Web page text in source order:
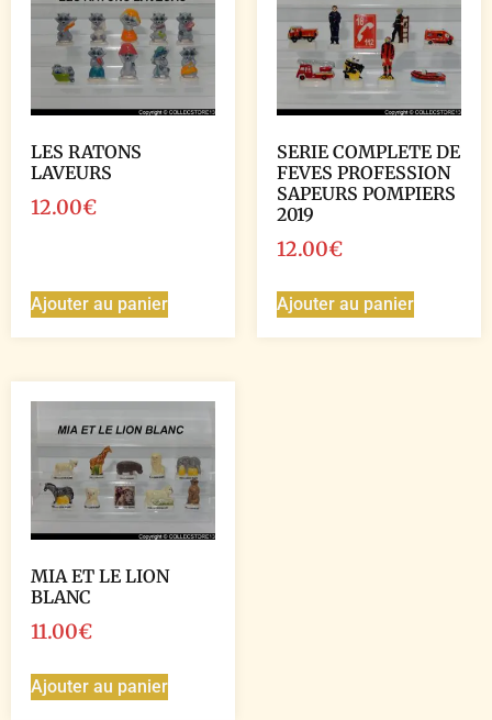
LES RATONS
LAVEURS
12.00€
Ajouter au panier
SERIE COMPLETE DE
FEVES PROFESSION
SAPEURS POMPIERS
2019
12.00€
Ajouter au panier
MIA ET LE LION
BLANC
11.00€
Ajouter au panier